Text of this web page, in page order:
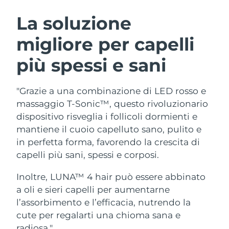
La soluzione
migliore per capelli
più spessi e sani
"Grazie a una combinazione di LED rosso e
massaggio T-Sonic™, questo rivoluzionario
dispositivo risveglia i follicoli dormienti e
mantiene il cuoio capelluto sano, pulito e
in perfetta forma, favorendo la crescita di
capelli più sani, spessi e corposi.
Inoltre, LUNA™ 4 hair può essere abbinato
a oli e sieri capelli per aumentarne
l’assorbimento e l’efficacia, nutrendo la
cute per regalarti una chioma sana e
Detersione viso
Anti-aging massage
LUNA™ 4 Plus
Massage, LED heating
LUNA™ 4 Men
For men, anti-aging massage
Lifting viso
Microcurrent toning
BEAR™ 2 go
Microcurrent toning on-the-go
BEAR™ 2 eyes & lips
Microcurrent line smoothing device
Idratazione
UFO™ 3 pacchetto
Deep facial hydration
UFO™ 3 LED
Near-infrared and red light therapy
device
Igiene orale
issa™ 4
Hybrid silicone sonic toothbrush
issa™ 4 plus
Smart hybrid silicone sonic toothbrush
TRATTAMENTI ANTI-AGE FAQ™
Anti-age Trattamenti LED
NEW
Austria
Bahrein Consegna stimata 8/11/26
Belgio Consegna stimata
Bermuda Consegna stimata8/16/26
Bosnia ed
Erzegovina
Consegna stimata8/13/26
Brunei Consegna stimata8/15/26
Bulgaria
Canada Consegna stimata
Cile Consegna stimata